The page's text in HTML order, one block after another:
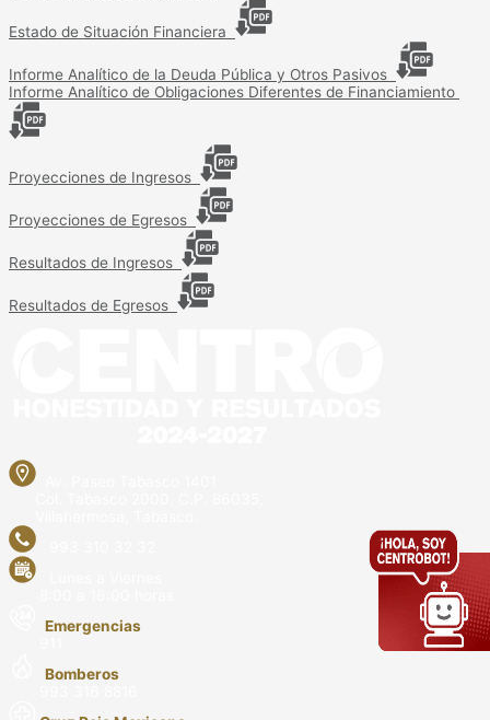
Estado de Situación Financiera
Informe Analítico de la Deuda Pública y Otros Pasivos
Informe Analítico de Obligaciones Diferentes de Financiamiento
Proyecciones de Ingresos
Proyecciones de Egresos
Resultados de Ingresos
Resultados de Egresos
Emergencias
Bomberos